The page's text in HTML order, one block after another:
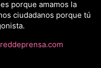
porque amamos la
ciudadanos porque tú